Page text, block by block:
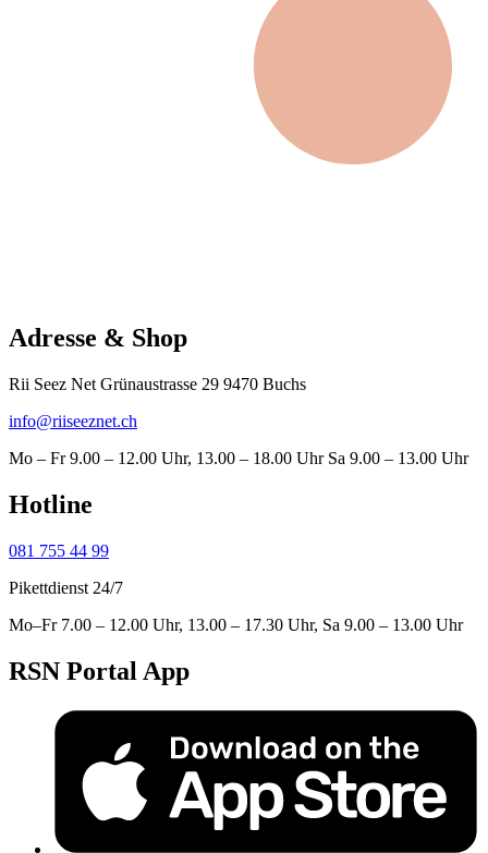
Adresse & Shop
Rii Seez Net Grünaustrasse 29 9470 Buchs
info@riiseeznet.ch
Mo – Fr 9.00 – 12.00 Uhr, 13.00 – 18.00 Uhr Sa 9.00 – 13.00 Uhr
Hotline
081 755 44 99
Pikettdienst 24/7
Mo–Fr 7.00 – 12.00 Uhr, 13.00 – 17.30 Uhr, Sa 9.00 – 13.00 Uhr
RSN Portal App